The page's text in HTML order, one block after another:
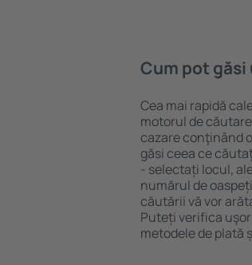
Cum pot găsi
Cea mai rapidă
motorul de căutare
cazare conţinând
găsi ceea ce
- selectați locul,
numărul de
căutării vă vor
Puteți verifica
metodele de plată